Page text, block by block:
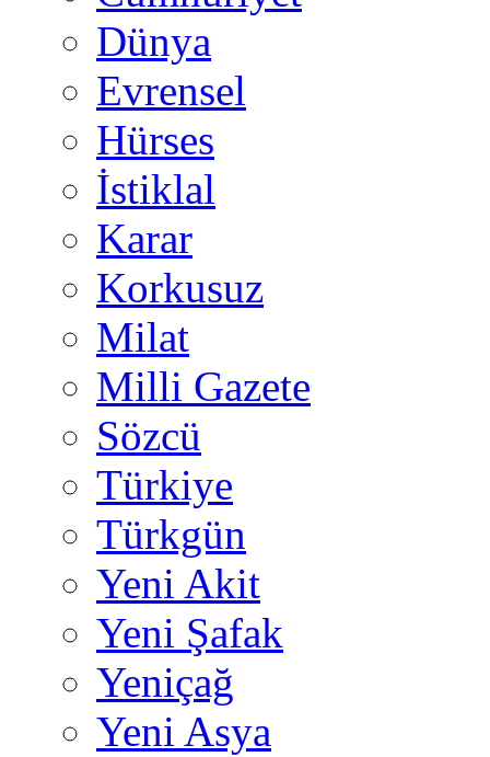
Dünya
Evrensel
Hürses
İstiklal
Karar
Korkusuz
Milat
Milli Gazete
Sözcü
Türkiye
Türkgün
Yeni Akit
Yeni Şafak
Yeniçağ
Yeni Asya